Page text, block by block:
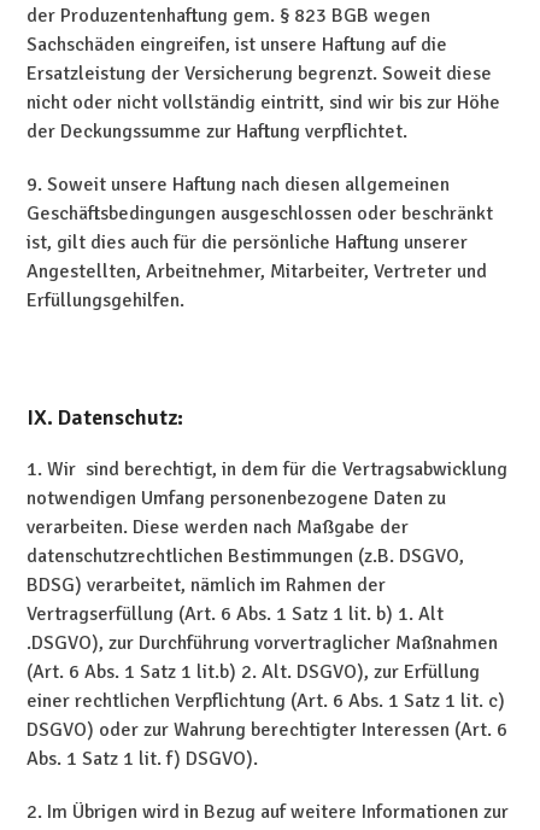
der Produzentenhaftung gem. § 823 BGB wegen
Sachschäden eingreifen, ist unsere Haftung auf die
Ersatzleistung der Versicherung begrenzt. Soweit diese
nicht oder nicht vollständig eintritt, sind wir bis zur Höhe
der Deckungssumme zur Haftung verpflichtet.
9. Soweit unsere Haftung nach diesen allgemeinen
Geschäftsbedingungen ausgeschlossen oder beschränkt
ist, gilt dies auch für die persönliche Haftung unserer
Angestellten, Arbeitnehmer, Mitarbeiter, Vertreter und
Erfüllungsgehilfen.
IX. Datenschutz:
1. Wir sind berechtigt, in dem für die Vertragsabwicklung
notwendigen Umfang personenbezogene Daten zu
verarbeiten. Diese werden nach Maßgabe der
datenschutzrechtlichen Bestimmungen (z.B. DSGVO,
BDSG) verarbeitet, nämlich im Rahmen der
Vertragserfüllung (Art. 6 Abs. 1 Satz 1 lit. b) 1. Alt
.DSGVO), zur Durchführung vorvertraglicher Maßnahmen
(Art. 6 Abs. 1 Satz 1 lit.b) 2. Alt. DSGVO), zur Erfüllung
einer rechtlichen Verpflichtung (Art. 6 Abs. 1 Satz 1 lit. c)
DSGVO) oder zur Wahrung berechtigter Interessen (Art. 6
Abs. 1 Satz 1 lit. f) DSGVO).
2. Im Übrigen wird in Bezug auf weitere Informationen zur